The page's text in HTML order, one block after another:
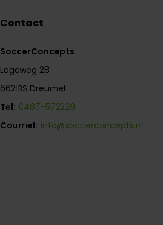
Contact
SoccerConcepts
Lageweg 28
6621BS Dreumel
Tel: 0487-572229
Courriel: info@soccerconcepts.nl